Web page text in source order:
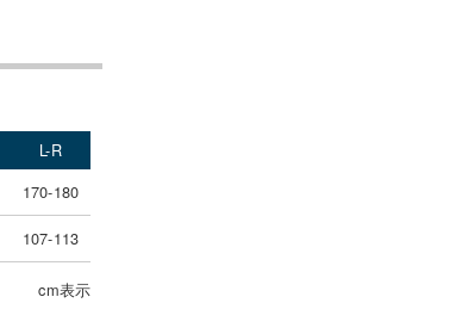
L-R
170-180
107-113
cm表示